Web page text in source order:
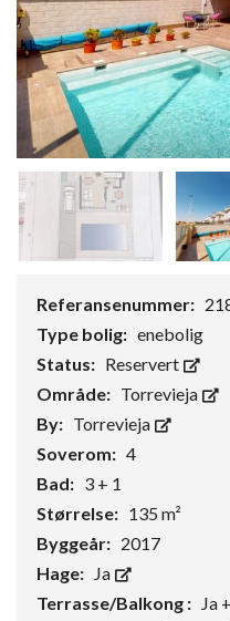
Referansenummer:
Type bolig: enebolig
Status: Reservert
Område: Torrevieja
By: Torrevieja
Soverom: 4
Bad: 3 + 1
Størrelse: 135 m²
Byggeår: 2017
Hage: Ja
Terrasse/Balkong : Ja